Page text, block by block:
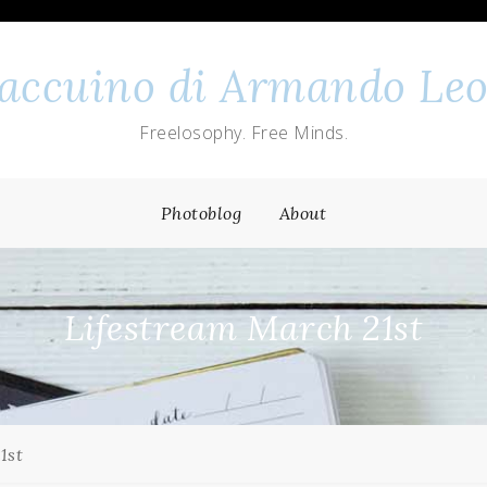
di Armando
Freelosophy. Free Minds.
Photoblog About
Lifestream March 21st